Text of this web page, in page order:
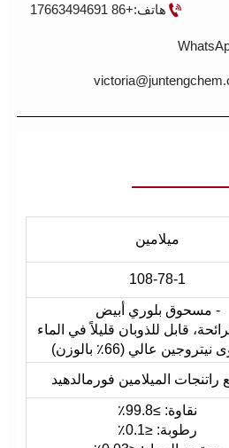
 هاتف:+86 17663494691
ميلامين
108-78-1
- مسحوق بلوري أبيض
قابل للذوبان قليلاً في الماء
عالي (66٪ بالوزن)
راتنجات الميلامين فورمالدهيد
نقاوة: ≥99.8٪
رطوبة: ≤0.1٪